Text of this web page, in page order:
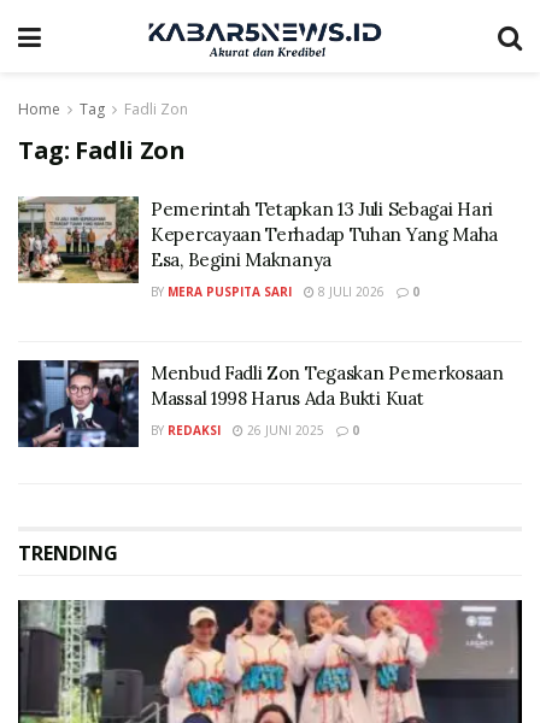
Home Tag Fadli Zon
Tag: Fadli Zon
Pemerintah Tetapkan 13 Juli Sebagai Hari
Kepercayaan Terhadap Tuhan Yang Maha
Esa, Begini Maknanya
BY MERA PUSPITA SARI 8 JULI 2026 0
Menbud Fadli Zon Tegaskan Pemerkosaan
Massal 1998 Harus Ada Bukti Kuat
BY REDAKSI 26 JUNI 2025 0
TRENDING